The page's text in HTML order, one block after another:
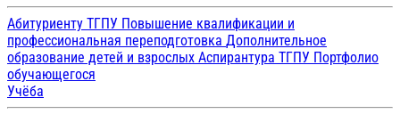
Абитуриенту ТГПУ Повышение квалификации и
профессиональная переподготовка Дополнительное
образование детей и взрослых Аспирантура ТГПУ Портфолио
обучающегося
Учёба